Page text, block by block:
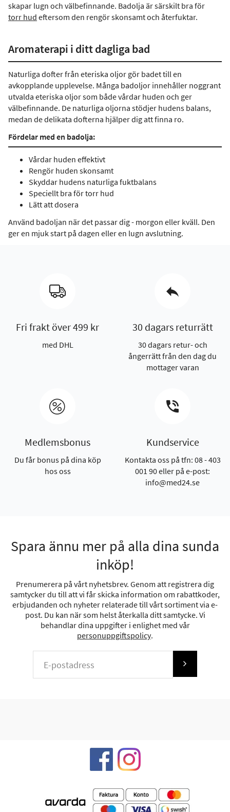
skapar lugn och välbefinnande. Badolja är särskilt bra för
torr hud eftersom den rengör skonsamt och återfuktar.
Aromaterapi i ditt dagliga bad
Naturliga dofter från eteriska oljor gör badet till en
avkopplande upplevelse. Många badoljor innehåller noggrant
utvalda eteriska oljor som både vårdar huden och ger
välbefinnande. De naturliga oljorna stödjer hudens balans,
medan de delikata dofterna hjälper dig att finna ro.
Fördelar med en badolja:
Vårdar huden effektivt
Rengör huden skonsamt
Skyddar hudens naturliga fuktbalans
Speciellt bra för torr hud
Lätt att dosera
Använd badoljan när det passar dig - morgon eller kväll. Den
ger en mjuk start på dagen eller en lugn avslutning.
Fri frakt över 499 kr
med DHL
30 dagars returrätt
30 dagars retur- och
ångerrätt från den dag du
mottager varan
Medlemsbonus
Du får bonus på dina köp
hos oss
Kundservice
Kontakta oss på tfn: 08 - 403
001 90 eller på e-post:
info@med24.se
Spara ännu mer på alla dina sunda
inköp!
Prenumerera på vårt nyhetsbrev. Genom att registrera dig
samtycker du till att vi får skicka information om rabattkoder,
erbjudanden och nyheter relaterade till vårt sortiment via e-
post. Du kan när som helst återkalla ditt samtycke. Vi
behandlar dina uppgifter i enlighet med vår
personuppgiftspolicy.